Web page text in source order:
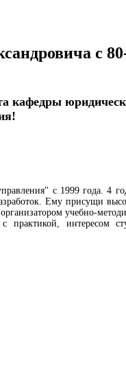
с
кафедры
с 1999 года. 4
Ему присущи
учебно-
интересом